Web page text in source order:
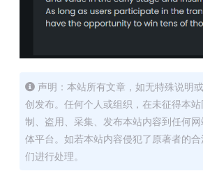
声明：本站所有文章，如无特殊说明
创发布。任何个人或组织，在未征得本
制、盗用、采集、发布本站内容到任何
体平台。如若本站内容侵犯了原著者的
们进行处理。